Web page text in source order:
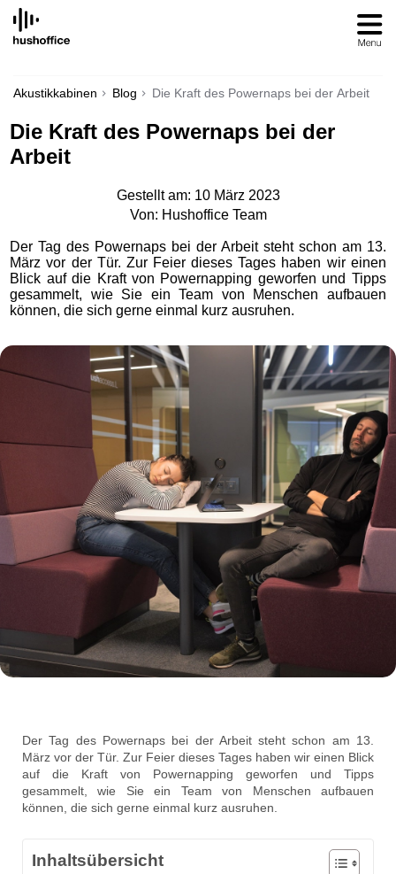
SKIP
CONTENT
Akustikkabinen Blog Die Kraft des Powernaps bei der Arbeit
Die Kraft des Powernaps bei der
Arbeit
Gestellt am: 10 März 2023
Von: Hushoffice Team
Der Tag des Powernaps bei der Arbeit steht schon am 13.
März vor der Tür. Zur Feier dieses Tages haben wir einen
Blick auf die Kraft von Powernapping geworfen und Tipps
gesammelt, wie Sie ein Team von Menschen aufbauen
können, die sich gerne einmal kurz ausruhen.
Der Tag des Powernaps bei der Arbeit steht schon am 13.
März vor der Tür. Zur Feier dieses Tages haben wir einen Blick
auf die Kraft von Powernapping geworfen und Tipps
gesammelt, wie Sie ein Team von Menschen aufbauen
können, die sich gerne einmal kurz ausruhen.
Inhaltsübersicht